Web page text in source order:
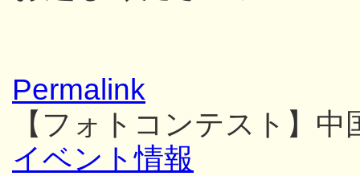
Permalink
【フォトコンテスト】
イベント情報